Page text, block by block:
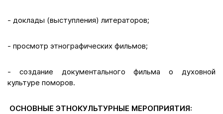
- доклады (выступления) литераторов;
- просмотр этнографических фильмов;
- создание документального фильма о духовной
культуре поморов.
ОСНОВНЫЕ ЭТНОКУЛЬТУРНЫЕ МЕРОПРИЯТИЯ: